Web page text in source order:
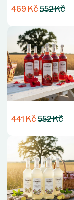
469 Kč 552 Kč
441 Kč 552 Kč